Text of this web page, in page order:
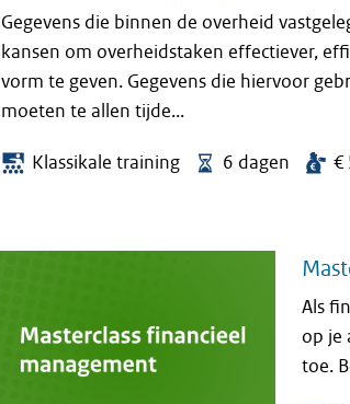
Gegevens die binnen de overheid
kansen om overheidstaken effectiever,
vorm te geven. Gegevens die hiervoor
moeten te allen tijde...
Klassikale training 6 dagen €
Als
op je
toe.